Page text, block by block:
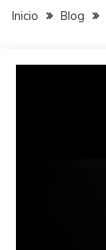
Inicio Blog